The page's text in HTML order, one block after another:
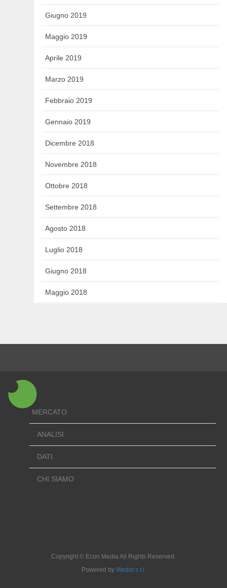
Giugno 2019
Maggio 2019
Aprile 2019
Marzo 2019
Febbraio 2019
Gennaio 2019
Dicembre 2018
Novembre 2018
Ottobre 2018
Settembre 2018
Agosto 2018
Luglio 2018
Giugno 2018
Maggio 2018
MERCATO
ANALISI
DATI
CHI SIAMO
Copyright © Econ Media All Rights Reserved.
Powered by Wedot s.r.l.